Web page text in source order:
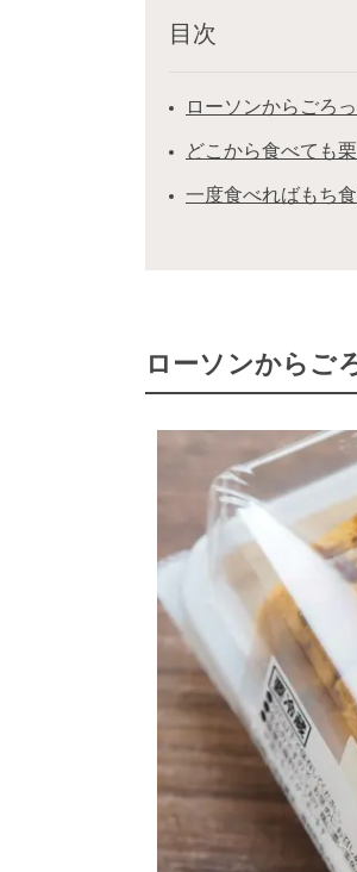
目次
ローソンからごろ
どこから食べても
一度食べればもち
ローソンからご